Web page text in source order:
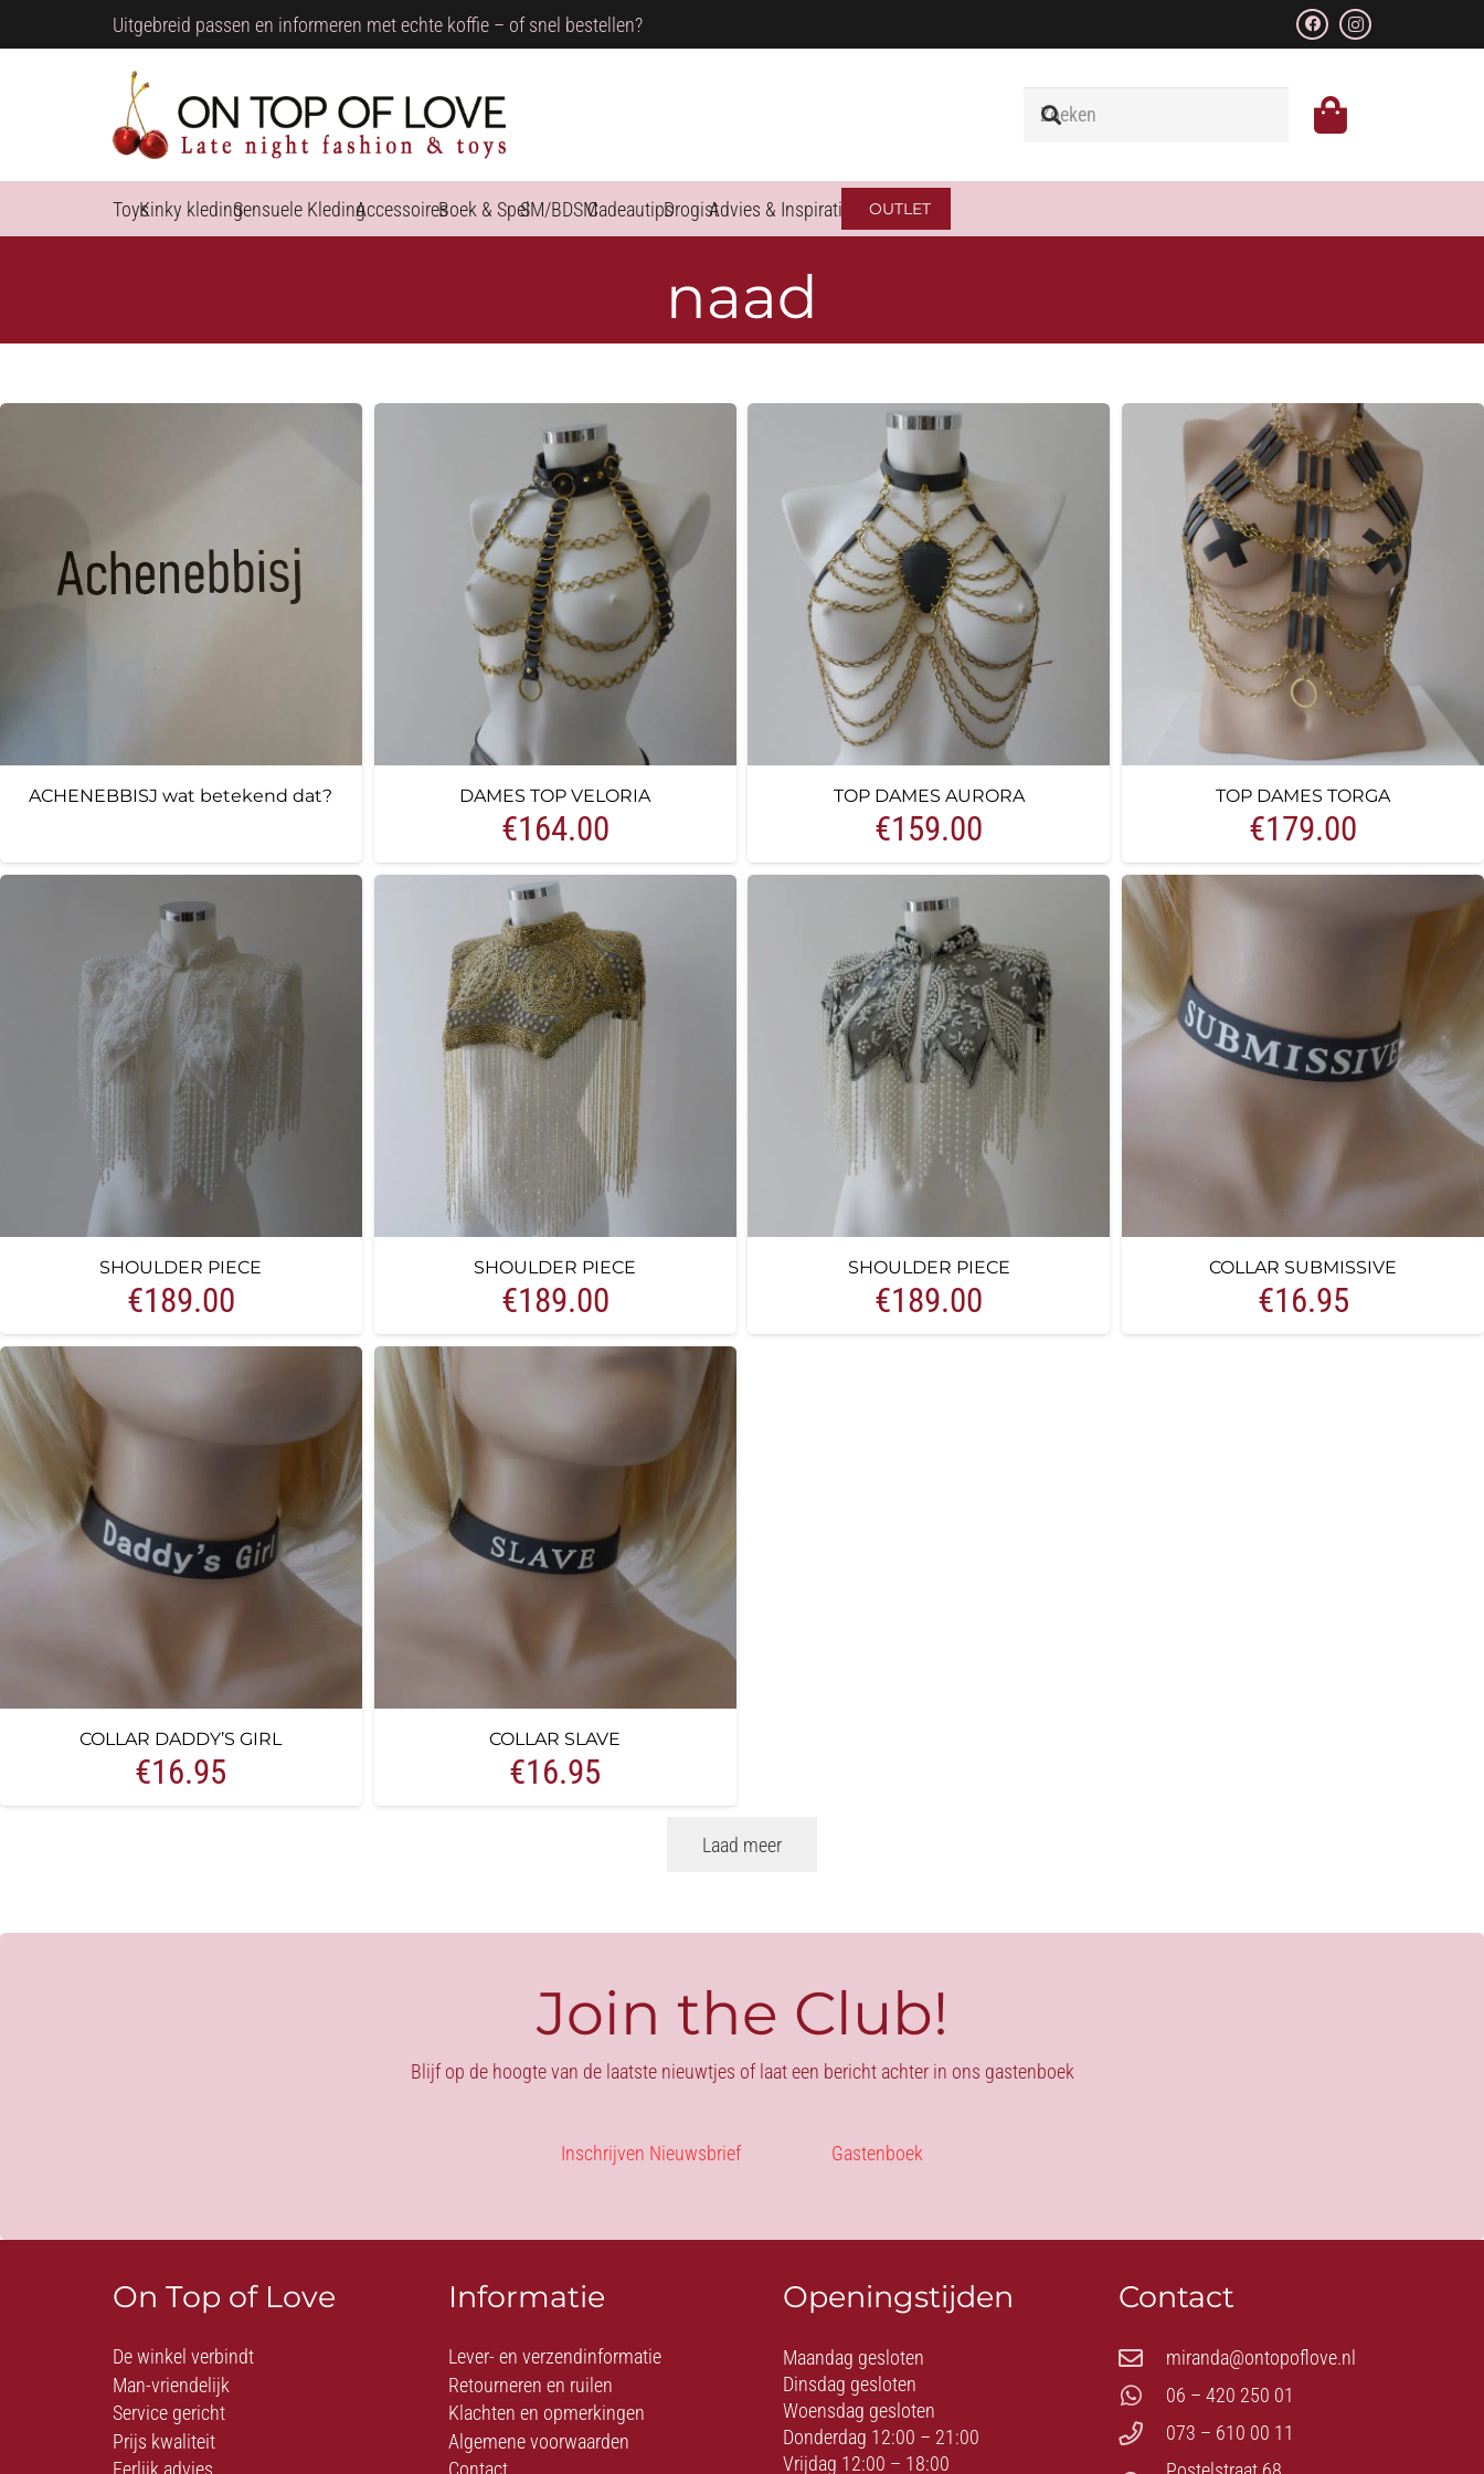
Uitgebreid passen en informeren met echte koffie – of snel bestellen?
ToysKinky kledingSensuele KledingAccessoiresBoek & SpelSM/BDSMCadeautipsDrogistAdvies & Inspiratie OUTLET
naad
ACHENEBBISJ wat betekend dat? DAMES TOP VELORIA
€164.00
TOP DAMES AURORA
€159.00
TOP DAMES TORGA
€179.00
SHOULDER PIECE
€189.00
SHOULDER PIECE
€189.00
SHOULDER PIECE
€189.00
COLLAR SUBMISSIVE
€16.95
COLLAR DADDY’S GIRL
€16.95
COLLAR SLAVE
€16.95
Laad meer
Join the Club!
Blijf op de hoogte van de laatste nieuwtjes of laat een bericht achter in ons gastenboek
Inschrijven Nieuwsbrief Gastenboek
On Top of Love
De winkel verbindt
Man-vriendelijk
Service gericht
Prijs kwaliteit
Informatie
Lever- en verzendinformatie
Retourneren en ruilen
Klachten en opmerkingen
Algemene voorwaarden
Openingstijden
Maandag gesloten
Dinsdag gesloten
Woensdag gesloten
Donderdag 12:00 – 21:00
Vrijdag 12:00 – 18:00
Contact
miranda@ontopoflove.nl
06 – 420 250 01
073 – 610 00 11